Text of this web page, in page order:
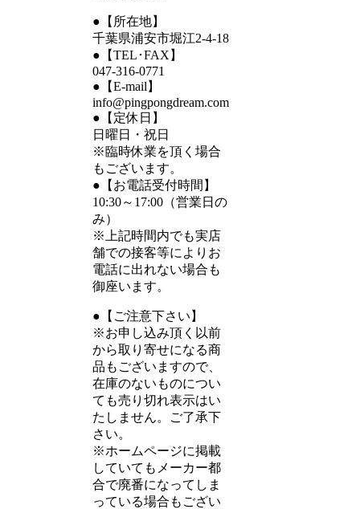
●【所在地】
千葉県浦安市堀江2-4-18
●【TEL･FAX】
047-316-0771
●【E-mail】
info@pingpongdream.com
●【定休日】
日曜日・祝日
※臨時休業を頂く場合
もございます。
●【お電話受付時間】
10:30～17:00（営業日の
み）
※上記時間内でも実店
舗での接客等によりお
電話に出れない場合も
御座います。
●【ご注意下さい】
※お申し込み頂く以前
から取り寄せになる商
品もございますので、
在庫のないものについ
ても売り切れ表示はい
たしません。ご了承下
さい。
※ホームページに掲載
していてもメーカー都
合で廃番になってしま
っている場合もござい